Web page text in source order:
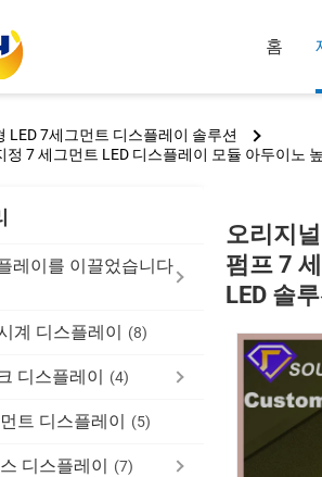
홈
LED 7세그먼트 디스플레이 솔루션
정 7 세그먼트 LED 디스플레이 모듈 아두이노
레이를 이끌었습니다
계 디스플레이 (8)
디스플레이 (4)
트 디스플레이 (5)
디스플레이 (7)
오리지
펌프 7
LED 솔